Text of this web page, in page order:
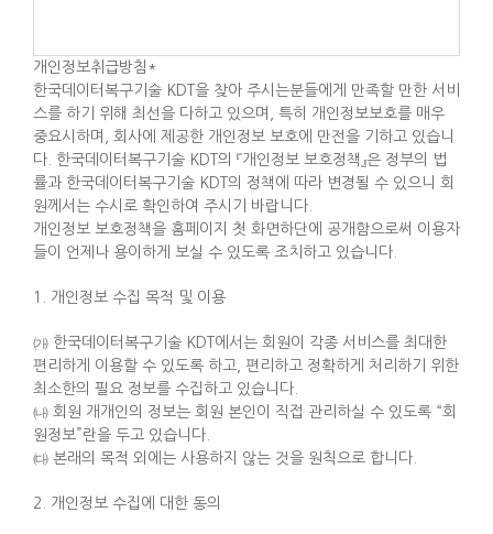
개인정보취급방침 *
한국데이터복구기술 KDT을 찾아 주시는분들에게 만족할 만한 서비
스를 하기 위해 최선을 다하고 있으며, 특히 개인정보보호를 매우
중요시하며, 회사에 제공한 개인정보 보호에 만전을 기하고 있습니
다. 한국데이터복구기술 KDT의 『개인정보 보호정책』은 정부의 법
률과 한국데이터복구기술 KDT의 정책에 따라 변경될 수 있으니 회
원께서는 수시로 확인하여 주시기 바랍니다.
개인정보 보호정책을 홈페이지 첫 화면하단에 공개함으로써 이용자
들이 언제나 용이하게 보실 수 있도록 조치하고 있습니다.
1. 개인정보 수집 목적 및 이용
㈎ 한국데이터복구기술 KDT에서는 회원이 각종 서비스를 최대한
편리하게 이용할 수 있도록 하고, 편리하고 정확하게 처리하기 위한
최소한의 필요 정보를 수집하고 있습니다.
㈏ 회원 개개인의 정보는 회원 본인이 직접 관리하실 수 있도록 “회
원정보”란을 두고 있습니다.
㈐ 본래의 목적 외에는 사용하지 않는 것을 원칙으로 합니다.
2. 개인정보 수집에 대한 동의